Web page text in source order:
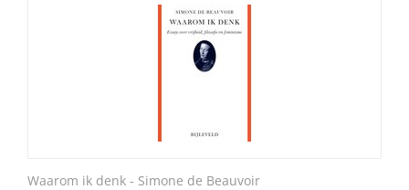
Waarom ik denk - Simone de Beauvoir